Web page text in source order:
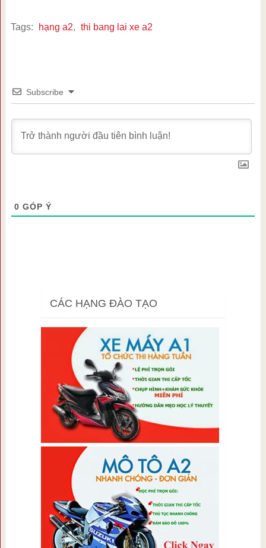
Tags: hạng a2, thi bang lai xe a2
Subscribe
0 GÓP Ý
CÁC HẠNG ĐÀO TẠO